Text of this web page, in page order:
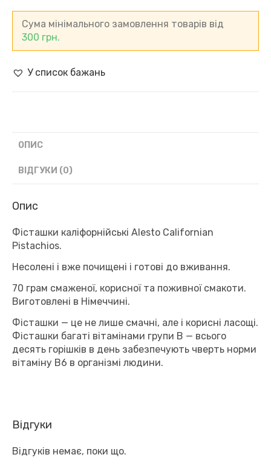
та
очищені
Alesto
(70
Сума мінімального замовлення товарів від
300 грн.
У список бажань
ОПИС
ВІДГУКИ (0)
Опис
Фісташки каліфорнійські Alesto Californian
Pistachios.
Несолені і вже почищені і готові до вживання.
70 грам смаженої, корисної та поживної смакоти.
Виготовлені в Німеччині.
Фісташки — це не лише смачні, але і корисні ласощі.
Фісташки багаті вітамінами групи В — всього
десять горішків в день забезпечують чверть норми
вітаміну В6 в організмі людини.
Відгуки
Відгуків немає, поки що.